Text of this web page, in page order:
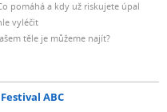
pomáhá a kdy už riskujete úpal
vyléčit
těle je můžeme najít?
Festival ABC